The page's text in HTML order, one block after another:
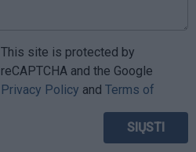
This site is protected by
reCAPTCHA and the Google
Privacy Policy and Terms of